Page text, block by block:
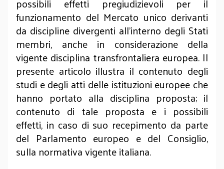
funzionamento del Mercato unico derivanti
da discipline divergenti all’interno degli Stati
membri, anche in considerazione della
vigente disciplina transfrontaliera europea. Il
presente articolo illustra il contenuto degli
studi e degli atti delle istituzioni europee che
hanno portato alla disciplina proposta; il
contenuto di tale proposta e i possibili
effetti, in caso di suo recepimento da parte
del Parlamento europeo e del Consiglio,
sulla normativa vigente italiana.